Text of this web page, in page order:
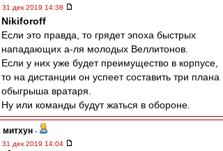
31 дек 2019 14:38
Nikiforoff
Если это правда, то грядет эпоха быстрых
нападающих а-ля молодых Веллитонов.
Если у них уже будет преимущество в корпусе,
то на дистанции он успеет составить три плана
обыгрыша вратаря.
Ну или команды будут жаться в обороне.
митхун -
31 дек 2019 14:04